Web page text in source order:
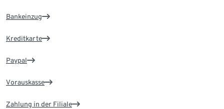
Bankeinzug
Kreditkarte
Paypal
Vorauskasse
Zahlung in der Filiale